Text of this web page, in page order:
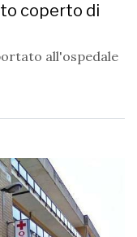
coperto di
all'ospedale